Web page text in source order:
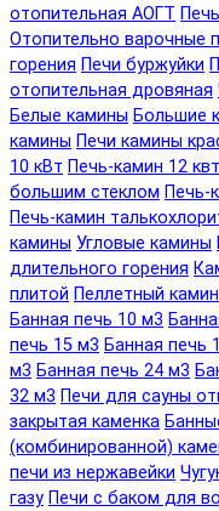
отопительная АОГТ
Отопительно варочные
горения Печи буржуйки
отопительная дровяная
Белые камины Большие
камины Печи камины
10 кВт Печь-камин 12 квт
большим стеклом Печь-
Печь-камин
камины Угловые камины
длительного горения
плитой Пеллетный камин
Банная печь 10 м3
печь 15 м3 Банная печь
м3 Банная печь 24 м3
32 м3 Печи для сауны
закрытая каменка
(комбинированной)
печи из нержавейки
газу Печи с баком для